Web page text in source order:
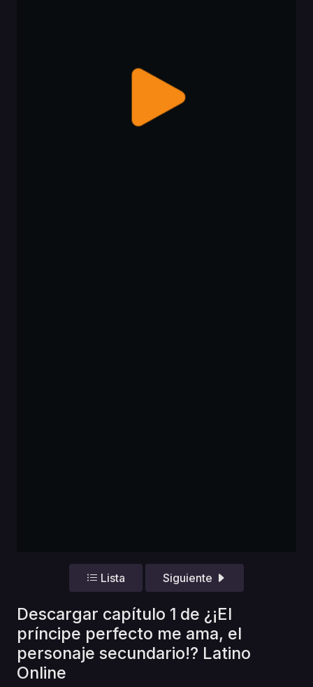
Lista Siguiente
Descargar capítulo 1 de ¿¡El
príncipe perfecto me ama, el
personaje secundario!? Latino
Online